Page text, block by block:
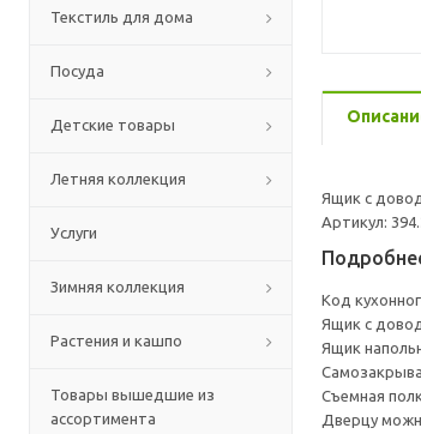
Текстиль для дома
Посуда
Детские товары
Летняя коллекция
Услуги
Зимняя коллекция
Растения и кашпо
Товары вышедшие из
ассортимента
Ящик с
Артикул:
Код
Ящик с
Ящик
Съемная
Дверцу